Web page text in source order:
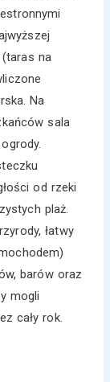
na
Na
sala
od rzeki
plaż.
łatwy
barów oraz
mogli
cały rok.